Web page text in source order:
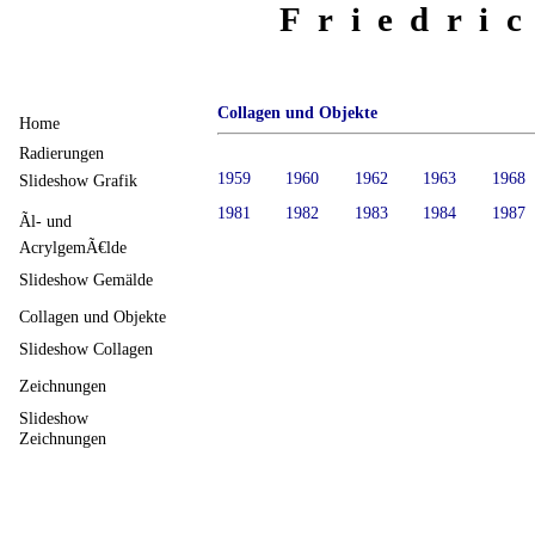
Collagen und Objekte
1959 1960 1962 1963
1968
1981
1982 1983 1984 1987
Home
Radierungen
Slideshow Grafik
Ãl- und
AcrylgemÃ€lde
Slideshow Gemälde
Collagen und Objekte
Slideshow Collagen
Zeichnungen
Slideshow
Zeichnungen